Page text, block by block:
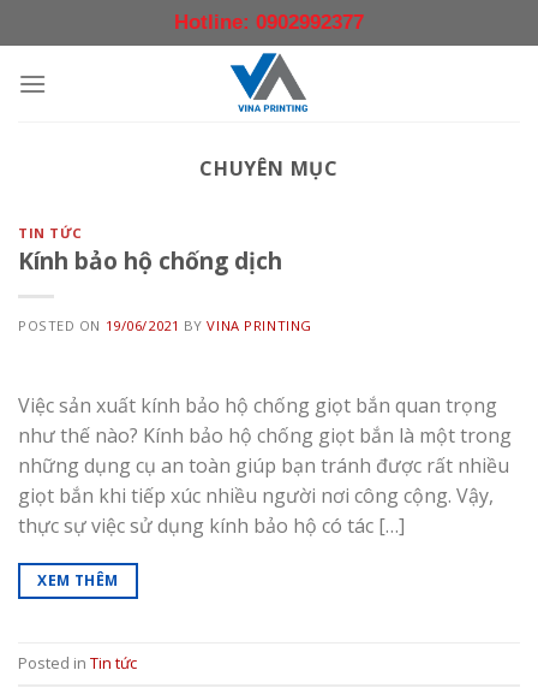
to
content
Hotline: 0902992377
CHUYÊN MỤC
TIN TỨC
Kính bảo hộ chống dịch
POSTED ON 19/06/2021 BYVINA PRINTING
Việc sản xuất kính bảo hộ chống giọt bắn quan trọng
như thế nào? Kính bảo hộ chống giọt bắn là một trong
những dụng cụ an toàn giúp bạn tránh được rất nhiều
giọt bắn khi tiếp xúc nhiều người nơi công cộng. Vậy,
thực sự việc sử dụng kính bảo hộ có tác […]
XEM THÊM
Posted in Tin tức